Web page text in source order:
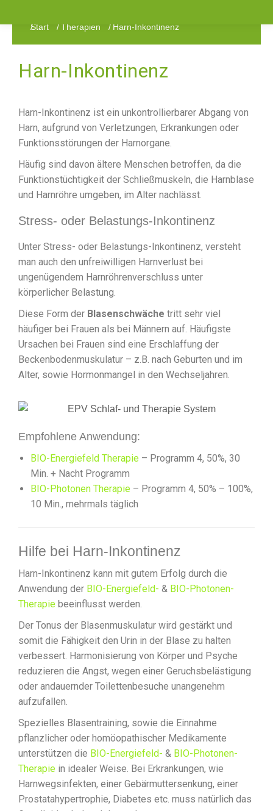
Sie befinden sich hier:
Start Therapien Harn-Inkontinenz
Harn-Inkontinenz
Harn-Inkontinenz ist ein unkontrollierbarer Abgang von
Harn, aufgrund von Verletzungen, Erkrankungen oder
Funktionsstörungen der Harnorgane.
Häufig sind davon ältere Menschen betroffen, da die
Funktionstüchtigkeit der Schließmuskeln, die Harnblase
und Harnröhre umgeben, im Alter nachlässt.
Stress- oder Belastungs-Inkontinenz
Unter Stress- oder Belastungs-Inkontinenz, versteht
man auch den unfreiwilligen Harnverlust bei
ungenügendem Harnröhrenverschluss unter
körperlicher Belastung.
Diese Form der Blasenschwäche tritt sehr viel
häufiger bei Frauen als bei Männern auf. Häufigste
Ursachen bei Frauen sind eine Erschlaffung der
Beckenbodenmuskulatur – z.B. nach Geburten und im
Alter, sowie Hormonmangel in den Wechseljahren.
Empfohlene Anwendung:
BIO-Energiefeld Therapie – Programm 4, 50%, 30
Min. + Nacht Programm
BIO-Photonen Therapie – Programm 4, 50% – 100%,
10 Min., mehrmals täglich
Hilfe bei Harn-Inkontinenz
Harn-Inkontinenz kann mit gutem Erfolg durch die
Anwendung der BIO-Energiefeld- & BIO-Photonen-
Therapie beeinflusst werden.
Der Tonus der Blasenmuskulatur wird gestärkt und
somit die Fähigkeit den Urin in der Blase zu halten
verbessert. Harmonisierung von Körper und Psyche
reduzieren die Angst, wegen einer Geruchsbelästigung
oder andauernder Toilettenbesuche unangenehm
aufzufallen.
Spezielles Blasentraining, sowie die Einnahme
pflanzlicher oder homöopathischer Medikamente
unterstützen die BIO-Energiefeld- & BIO-Photonen-
Therapie in idealer Weise. Bei Erkrankungen, wie
Harnwegsinfekten, einer Gebärmuttersenkung, einer
Prostatahypertrophie, Diabetes etc. muss natürlich das